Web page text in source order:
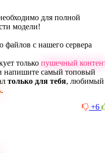
для полной
модели!
файлов с нашего сервера
только пушечный
напишите самый топовый
только для тебя, любимый
.
+6